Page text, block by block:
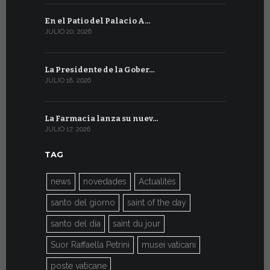
En el Patio del Palacio A…
JULIO 20, 2026
La Presidente de la Gober…
JULIO 18, 2026
La Farmacia lanza su nuev…
JULIO 17, 2026
TAG
news novedades Actualités
santo del giorno saint of the day
santo del día saint du jour
Suor Raffaella Petrini musei vaticani
poste vaticane